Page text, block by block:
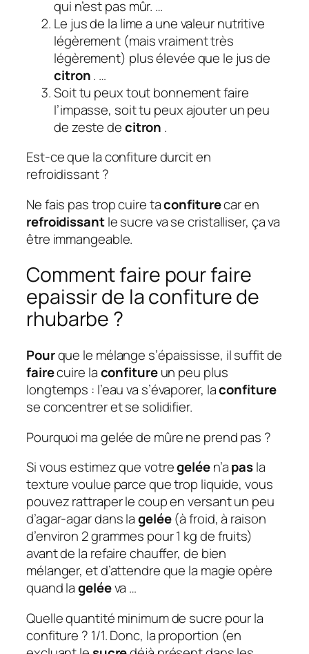
qui n’est pas mûr. …
Le jus de la lime a une valeur nutritive
légèrement (mais vraiment très
légèrement) plus élevée que le jus de
citron. …
Soit tu peux tout bonnement faire
l’impasse, soit tu peux ajouter un peu
de zeste decitron .
Est-ce que la confiture durcit en
refroidissant ?
Ne fais pas trop cuire taconfiturecar en
refroidissantle sucre va se cristalliser, ça va
être immangeable.
Comment faire pour faire
epaissir de la confiture de
rhubarbe ?
Pourque le mélange s’épaississe, il suffit de
fairecuire laconfitureun peu plus
longtemps : l’eau va s’évaporer, laconfiture
se concentrer et se solidifier.
Pourquoi ma gelée de mûre ne prend pas ?
Si vous estimez que votregeléen’apasla
texture voulue parce que trop liquide, vous
pouvez rattraper le coup en versant un peu
d’agar-agar dans lagelée(à froid, à raison
d’environ 2 grammes pour 1 kg de fruits)
avant de la refaire chauffer, de bien
mélanger, et d’attendre que la magie opère
quand lageléeva …
Quelle quantité minimum de sucre pour la
confiture ? 1/1. Donc, la proportion (en